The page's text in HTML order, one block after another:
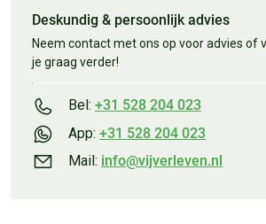
Deskundig & persoonlijk advies
Neem contact met ons op voor advies of
je graag verder!
Bel: +31 528 204 023
App: +31 528 204 023
Mail: info@vijverleven.nl